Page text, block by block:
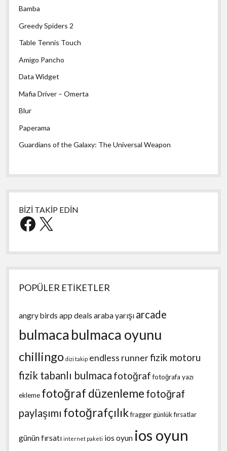
Bamba
Greedy Spiders 2
Table Tennis Touch
Amigo Pancho
Data Widget
Mafia Driver – Omerta
Blur
Paperama
Guardians of the Galaxy: The Universal Weapon
BİZİ TAKİP EDİN
Facebook
X
POPÜLER ETİKETLER
angry birds app deals araba yarışı arcade
bulmaca bulmaca oyunu
chillingo dizi takip endless runnerfizik motoru
fizik tabanlı bulmaca fotoğraf fotoğrafa yazı
ekleme fotoğraf düzenleme fotoğraf
paylaşımı fotoğrafçılıkfraggergünlük fırsatlar
günün fırsatı internet paketi ios oyun ios oyun